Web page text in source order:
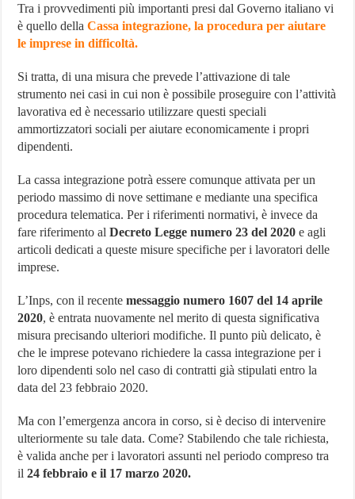
Tra i provvedimenti più importanti presi dal Governo italiano vi
è quello dellaCassa integrazione, la procedura per aiutare
le imprese in difficoltà.
Si tratta, di una misura che prevede l’attivazione di tale
strumento nei casi in cui non è possibile proseguire con l’attività
lavorativa ed è necessario utilizzare questi speciali
ammortizzatori sociali per aiutare economicamente i propri
dipendenti.
La cassa integrazione potrà essere comunque attivata per un
periodo massimo di nove settimane e mediante una specifica
procedura telematica. Per i riferimenti normativi, è invece da
fare riferimento alDecreto Legge numero 23 del 2020 e agli
articoli dedicati a queste misure specifiche per i lavoratori delle
imprese.
L’Inps, con il recentemessaggio numero 1607 del 14 aprile
2020, è entrata nuovamente nel merito di questa significativa
misura precisando ulteriori modifiche. Il punto più delicato, è
che le imprese potevano richiedere la cassa integrazione per i
loro dipendenti solo nel caso di contratti già stipulati entro la
data del 23 febbraio 2020.
Ma con l’emergenza ancora in corso, si è deciso di intervenire
ulteriormente su tale data. Come? Stabilendo che tale richiesta,
è valida anche per i lavoratori assunti nel periodo compreso tra
il24 febbraio e il 17 marzo 2020.